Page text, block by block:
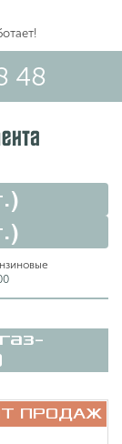
48
ПРОДАЖ